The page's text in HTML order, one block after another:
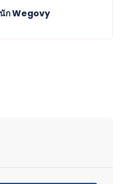
ก Wegovy